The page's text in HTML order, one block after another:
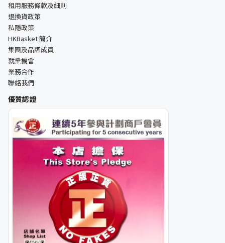
租用服務條款及細則
退換貨政策
私隱政策
HKBasket 簡介
集團及品牌成員
就業機會
業務合作
聯絡我們
優質認證